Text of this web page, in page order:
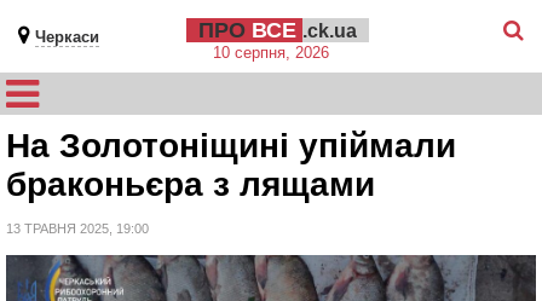
Черкаси ПРО ВСЕ .ck.ua
10 серпня, 2026
На Золотоніщині упіймали
браконьєра з лящами
13 ТРАВНЯ 2025, 19:00